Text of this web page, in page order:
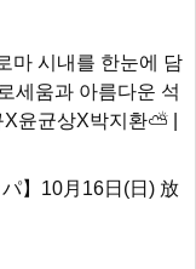
마 시내를 한눈에 담
세움과 아름다운 석
윤균상X박지환⛅ |
】10月16日(日) 放